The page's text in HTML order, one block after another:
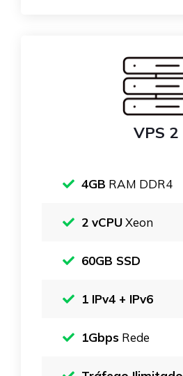
VPS 2
4GB RAM DDR4
2 vCPUXeon
60GB SSD
1 IPv4 + IPv6
1Gbps Rede